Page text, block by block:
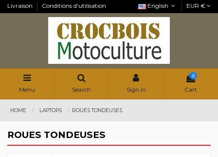
Livraison Conditions d'utilisation English EUR €
Menu Search Sign in
0
Cart
HOME LAPTOPS ROUES TONDEUSES
ROUES TONDEUSES